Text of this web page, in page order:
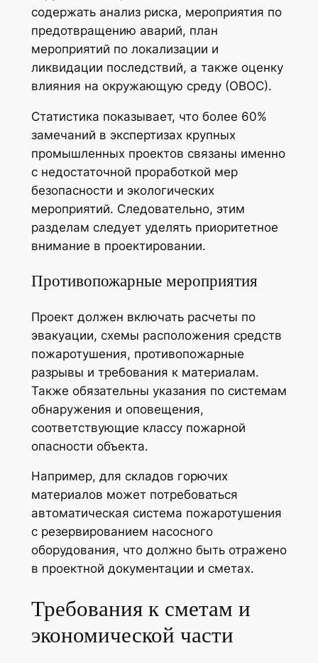
содержать анализ риска, мероприятия по
предотвращению аварий, план
мероприятий по локализации и
ликвидации последствий, а также оценку
влияния на окружающую среду (ОВОС).
Статистика показывает, что более 60%
замечаний в экспертизах крупных
промышленных проектов связаны именно
с недостаточной проработкой мер
безопасности и экологических
мероприятий. Следовательно, этим
разделам следует уделять приоритетное
внимание в проектировании.
Противопожарные мероприятия
Проект должен включать расчеты по
эвакуации, схемы расположения средств
пожаротушения, противопожарные
разрывы и требования к материалам.
Также обязательны указания по системам
обнаружения и оповещения,
соответствующие классу пожарной
опасности объекта.
Например, для складов горючих
материалов может потребоваться
автоматическая система пожаротушения
с резервированием насосного
оборудования, что должно быть отражено
в проектной документации и сметах.
Требования к сметам и
экономической части